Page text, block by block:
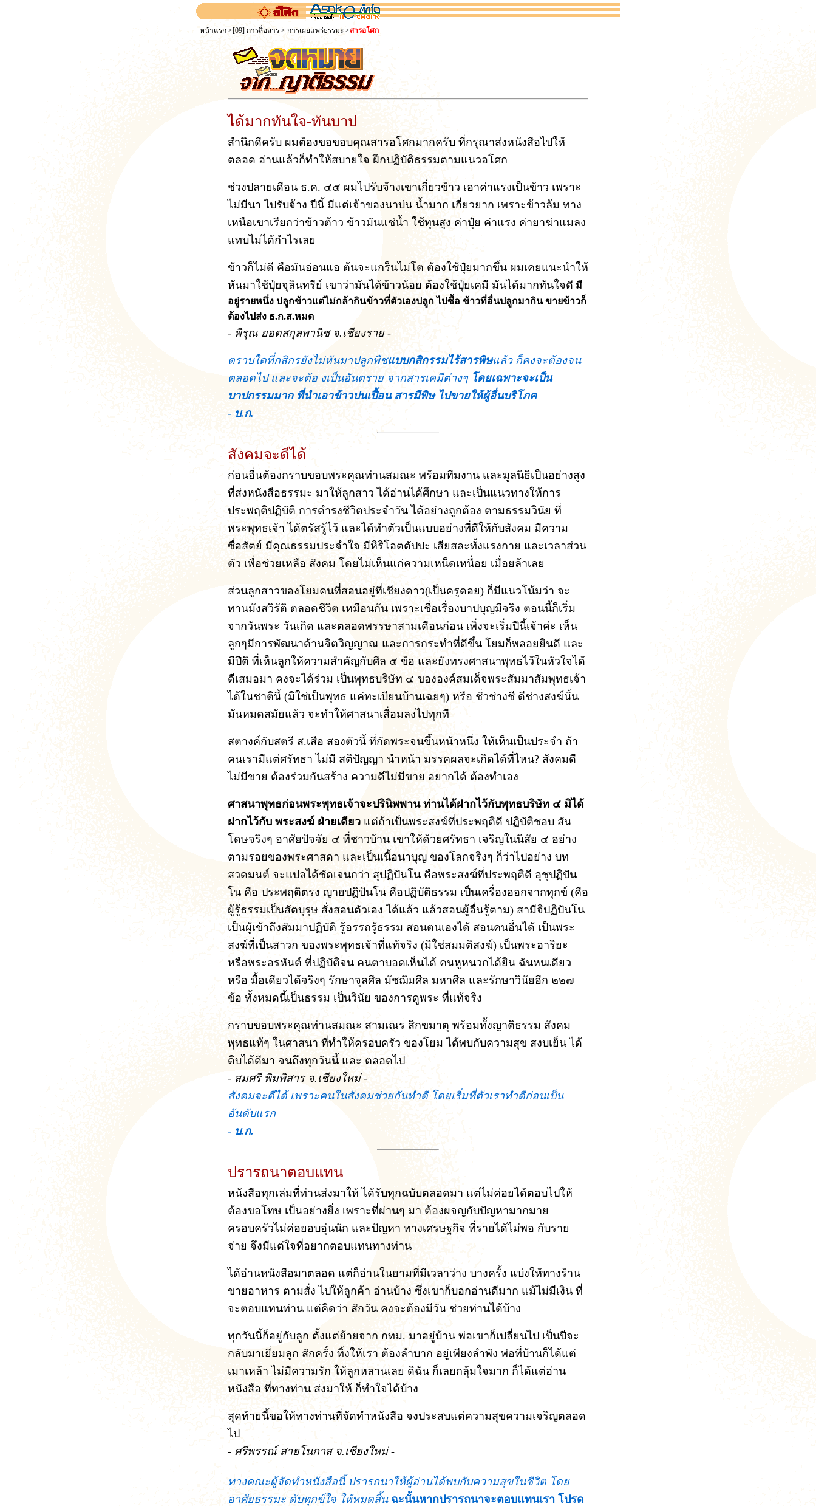
หน้าแรก >[09] การสื่อสาร > การเผยแพร่ธรรมะ >สารอโศก
ได้มากทันใจ-ทันบาป
สำนึกดีครับ ผมต้องขอขอบคุณสารอโศกมากครับ ที่กรุณาส่งหนังสือไปให้
ตลอด อ่านแล้วก็ทำให้สบายใจ ฝึกปฏิบัติธรรมตามแนวอโศก
ช่วงปลายเดือน ธ.ค. ๔๕ ผมไปรับจ้างเขาเกี่ยวข้าว เอาค่าแรงเป็นข้าว เพราะ
ไม่มีนา ไปรับจ้าง ปีนี้ มีแต่เจ้าของนาบ่น น้ำมาก เกี่ยวยาก เพราะข้าวล้ม ทาง
เหนือเขาเรียกว่าข้าวต้าว ข้าวมันแช่น้ำ ใช้ทุนสูง ค่าปุ๋ย ค่าแรง ค่ายาฆ่าแมลง
แทบไม่ได้กำไรเลย
ข้าวก็ไม่ดี คือมันอ่อนแอ ต้นจะแกร็นไม่โต ต้องใช้ปุ๋ยมากขึ้น ผมเคยแนะนำให้
หันมาใช้ปุ๋ยจุลินทรีย์ เขาว่ามันได้ข้าวน้อย ต้องใช้ปุ๋ยเคมี มันได้มากทันใจด มี
อยู่รายหนึ่ง ปลูกข้าวแต่ไม่กล้ากินข้าวที่ตัวเองปลูก ไปซื้อ ข้าวที่อื่นปลูกมากิน ขายข้าวก็
ต้องไปส่ง ธ.ก.ส.หมด
- พิรุณ ยอดสกุลพานิช จ.เชียงราย -
ตราบใดที่กสิกรยังไม่หันมาปลูกพืชแบบกสิกรรมไร้สารพิษแล้ว ก็คงจะต้องจน
ตลอดไป และจะต้อ งเป็นอันตราย จากสารเคมีต่างๆโดยเฉพาะจะเป็น
บาปกรรมมาก ที่นำเอาข้าวปนเปื้อน สารมีพิษ ไปขายให้ผู้อื่นบริโภค
- บ.ก.
สังคมจะดีได้
ก่อนอื่นต้องกราบขอบพระคุณท่านสมณะ พร้อมทีมงาน และมูลนิธิเป็นอย่างสูง
ที่ส่งหนังสือธรรมะ มาให้ลูกสาว ได้อ่านได้ศึกษา และเป็นแนวทางให้การ
ประพฤติปฏิบัติ การดำรงชีวิตประจำวัน ได้อย่างถูกต้อง ตามธรรมวินัย ที่
พระพุทธเจ้า ได้ตรัสรู้ไว้ และได้ทำตัวเป็นแบบอย่างที่ดีให้กับสังคม มีความ
ซื่อสัตย์ มีคุณธรรมประจำใจ มีหิริโอตตัปปะ เสียสละทั้งแรงกาย และเวลาส่วน
ตัว เพื่อช่วยเหลือ สังคม โดยไม่เห็นแก่ความเหน็ดเหนื่อย เมื่อยล้าเลย
ส่วนลูกสาวของโยมคนที่สอนอยู่ที่เชียงดาว(เป็นครูดอย) ก็มีแนวโน้มว่า จะ
ทานมังสวิรัติ ตลอดชีวิต เหมือนกัน เพราะเชื่อเรื่องบาปบุญมีจริง ตอนนี้ก็เริ่ม
จากวันพระ วันเกิด และตลอดพรรษาสามเดือนก่อน เพิ่งจะเริ่มปีนี้เจ้าค่ะ เห็น
ลูกๆมีการพัฒนาด้านจิตวิญญาณ และการกระทำที่ดีขึ้น โยมก็พลอยยินดี และ
มีปีติ ที่เห็นลูกให้ความสำคัญกับศีล ๕ ข้อ และยังทรงศาสนาพุทธไว้ในหัวใจได้
ดีเสมอมา คงจะได้ร่วม เป็นพุทธบริษัท ๔ ขององค์สมเด็จพระสัมมาสัมพุทธเจ้า
ได้ในชาตินี้ (มิใช่เป็นพุทธ แค่ทะเบียนบ้านเฉยๆ) หรือ ชั่วช่างชี ดีช่างสงฆ์นั้น
มันหมดสมัยแล้ว จะทำให้ศาสนาเสื่อมลงไปทุกที
สตางค์กับสตรี ส.เสือ สองตัวนี้ ที่กัดพระจนขึ้นหน้าหนึ่ง ให้เห็นเป็นประจำ ถ้า
คนเรามีแต่ศรัทธา ไม่มี สติปัญญา นำหน้า มรรคผลจะเกิดได้ที่ไหน? สังคมดี
ไม่มีขาย ต้องร่วมกันสร้าง ความดีไม่มีขาย อยากได้ ต้องทำเอง
ศาสนาพุทธก่อนพระพุทธเจ้าจะปรินิพพาน ท่านได้ฝากไว้กับพุทธบริษัท ๔ มิได้
ฝากไว้กับ พระสงฆ์ ฝ่ายเดียว แต่ถ้าเป็นพระสงฆ์ที่ประพฤติดี ปฏิบัติชอบ สัน
โดษจริงๆ อาศัยปัจจัย ๔ ที่ชาวบ้าน เขาให้ด้วยศรัทธา เจริญในนิสัย ๔ อย่าง
ตามรอยของพระศาสดา และเป็นเนื้อนาบุญ ของโลกจริงๆ ก็ว่าไปอย่าง บท
สวดมนต์ จะแปลได้ชัดเจนกว่า สุปฏิปันโน คือพระสงฆ์ที่ประพฤติดี อุชุปฏิปัน
โน คือ ประพฤติตรง ญายปฏิปันโน คือปฏิบัติธรรม เป็นเครื่องออกจากทุกข์ (คือ
ผู้รู้ธรรมเป็นสัตบุรุษ สั่งสอนตัวเอง ได้แล้ว แล้วสอนผู้อื่นรู้ตาม) สามีจิปฏิปันโน
เป็นผู้เข้าถึงสัมมาปฏิบัติ รู้อรรถรู้ธรรม สอนตนเองได้ สอนคนอื่นได้ เป็นพระ
สงฆ์ที่เป็นสาวก ของพระพุทธเจ้าที่แท้จริง (มิใช่สมมติสงฆ์) เป็นพระอาริยะ
หรือพระอรหันต์ ที่ปฏิบัติจน คนตาบอดเห็นได้ คนหูหนวกได้ยิน ฉันหนเดียว
หรือ มื้อเดียวได้จริงๆ รักษาจุลศีล มัชฌิมศีล มหาศีล และรักษาวินัยอีก ๒๒๗
ข้อ ทั้งหมดนี้เป็นธรรม เป็นวินัย ของการดูพระ ที่แท้จริง
กราบขอบพระคุณท่านสมณะ สามเณร สิกขมาตุ พร้อมทั้งญาติธรรม สังคม
พุทธแท้ๆ ในศาสนา ที่ทำให้ครอบครัว ของโยม ได้พบกับความสุข สงบเย็น ได้
ดิบได้ดีมา จนถึงทุกวันนี้ และ ตลอดไป
- สมศรี พิมพิสาร จ.เชียงใหม่ -
สังคมจะดีได้ เพราะคนในสังคมช่วยกันทำดี โดยเริ่มที่ตัวเราทำดีก่อนเป็น
อันดับแรก
- บ.ก.
ปรารถนาตอบแทน
หนังสือทุกเล่มที่ท่านส่งมาให้ ได้รับทุกฉบับตลอดมา แต่ไม่ค่อยได้ตอบไปให้
ต้องขอโทษ เป็นอย่างยิ่ง เพราะที่ผ่านๆ มา ต้องผจญกับปัญหามากมาย
ครอบครัวไม่ค่อยอบอุ่นนัก และปัญหา ทางเศรษฐกิจ ที่รายได้ไม่พอ กับราย
จ่าย จึงมีแต่ใจที่อยากตอบแทนทางท่าน
ได้อ่านหนังสือมาตลอด แต่ก็อ่านในยามที่มีเวลาว่าง บางครั้ง แบ่งให้ทางร้าน
ขายอาหาร ตามสั่ง ไปให้ลูกค้า อ่านบ้าง ซึ่งเขาก็บอกอ่านดีมาก แม้ไม่มีเงิน ที่
จะตอบแทนท่าน แต่คิดว่า สักวัน คงจะต้องมีวัน ช่วยท่านได้บ้าง
ทุกวันนี้ก็อยู่กับลูก ตั้งแต่ย้ายจาก กทม. มาอยู่บ้าน พ่อเขาก็เปลี่ยนไป เป็นปีจะ
กลับมาเยี่ยมลูก สักครั้ง ทิ้งให้เรา ต้องลำบาก อยู่เพียงลำพัง พ่อที่บ้านก็ได้แต่
เมาเหล้า ไม่มีความรัก ให้ลูกหลานเลย ดิฉัน ก็เลยกลุ้มใจมาก ก็ได้แต่อ่าน
หนังสือ ที่ทางท่าน ส่งมาให้ ก็ทำใจได้บ้าง
สุดท้ายนี้ขอให้ทางท่านที่จัดทำหนังสือ จงประสบแต่ความสุขความเจริญตลอด
ไป
- ศรีพรรณ์ สายโนกาส จ.เชียงใหม่ -
ทางคณะผู้จัดทำหนังสือนี้ ปรารถนาให้ผู้อ่านได้พบกับความสุขในชีวิต โดย
อาศัยธรรมะ ดับทุกข์ใจ ให้หมดสิ้นฉะนั้นหากปรารถนาจะตอบแทนเรา โปรด